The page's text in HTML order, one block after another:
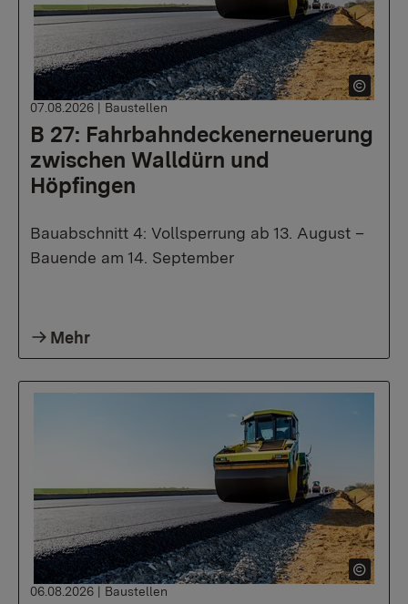
B 27: Fahrbahndeckenerneuerung
zwischen Walldürn und
Höpfingen
07.08.2026 | Baustellen
Bauabschnitt 4: Vollsperrung ab 13. August –
Bauende am 14. September
Mehr
06.08.2026 | Baustellen